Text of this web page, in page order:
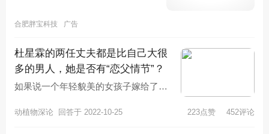
合肥胖宝科技 广告
杜星霖的两任丈夫都是比自己大很
多的男人，她是否有“恋父情节”？
如果说一个年轻貌美的女孩子嫁给了一
会怀疑他到底看上了这个男人，
动植物深论 回答于 2022-10-25 223点赞 452评论